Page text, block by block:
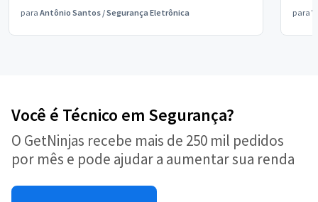
para Antônio Santos /Segurança Eletrônica para
Você é Técnico em Segurança?
O GetNinjas recebe mais de 250 mil pedidos
por mês e pode ajudar a aumentar sua renda